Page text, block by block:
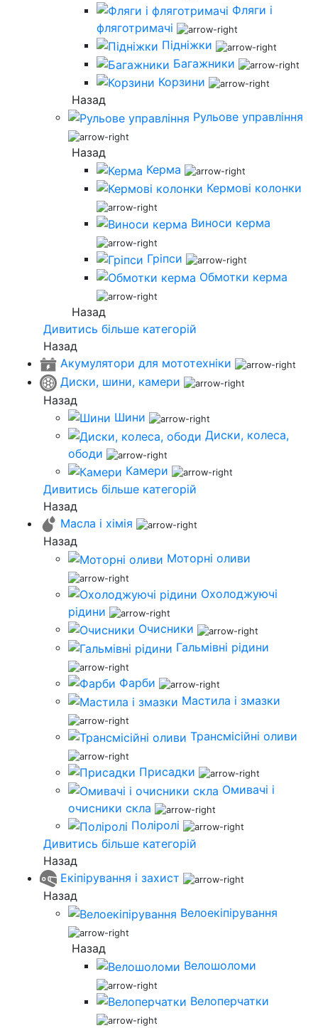
Фляги і
фляготримачі
Підніжки
Багажники
Корзини
Назад
Рульове управління
Назад
Керма
Кермові колонки
Виноси керма
Гріпси
Обмотки керма
Назад
Дивитись більше категорій
Назад
Акумулятори для мототехніки
Диски, шини, камери
Назад
Шини
Диски, колеса,
ободи
Камери
Дивитись більше категорій
Назад
Масла і хімія
Назад
Моторні оливи
Охолоджуючі
рідини
Очисники
Гальмівні рідини
Фарби
Мастила і змазки
Трансмісійні оливи
Присадки
Омивачі і
очисники скла
Поліролі
Дивитись більше категорій
Назад
Екіпірування і захист
Назад
Велоекіпірування
Назад
Велошоломи
Велоперчатки